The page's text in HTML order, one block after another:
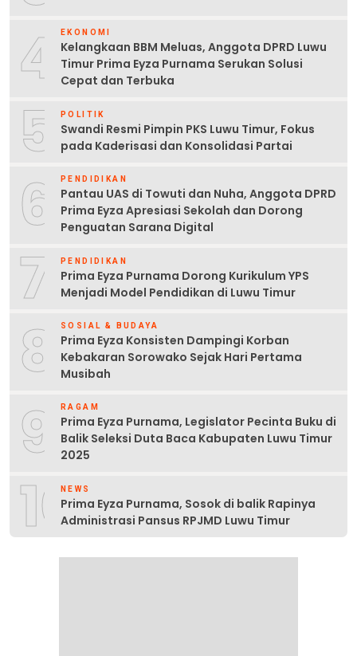
4 EKONOMI
Kelangkaan BBM Meluas, Anggota DPRD Luwu
Timur Prima Eyza Purnama Serukan Solusi
Cepat dan Terbuka
5 POLITIK
Swandi Resmi Pimpin PKS Luwu Timur, Fokus
pada Kaderisasi dan Konsolidasi Partai
6 PENDIDIKAN
Pantau UAS di Towuti dan Nuha, Anggota DPRD
Prima Eyza Apresiasi Sekolah dan Dorong
Penguatan Sarana Digital
7 PENDIDIKAN
Prima Eyza Purnama Dorong Kurikulum YPS
Menjadi Model Pendidikan di Luwu Timur
8 SOSIAL & BUDAYA
Prima Eyza Konsisten Dampingi Korban
Kebakaran Sorowako Sejak Hari Pertama
Musibah
9 RAGAM
Prima Eyza Purnama, Legislator Pecinta Buku di
Balik Seleksi Duta Baca Kabupaten Luwu Timur
2025
10NEWS
Prima Eyza Purnama, Sosok di balik Rapinya
Administrasi Pansus RPJMD Luwu Timur